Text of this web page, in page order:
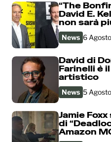
“The
David E.
non sarà
News 6
David di
Farinelli è
artistico
News 5
Jamie
di
Amazon